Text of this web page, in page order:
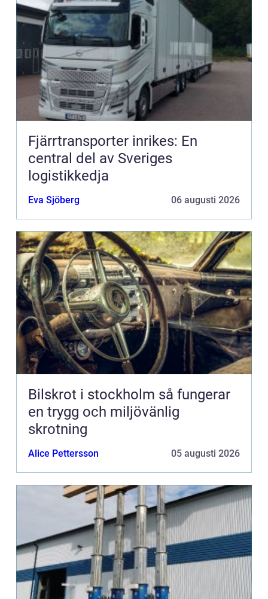
Fjärrtransporter inrikes: En
central del av Sveriges
logistikkedja
Eva Sjöberg 06 augusti 2026
Bilskrot i stockholm så fungerar
en trygg och miljövänlig
skrotning
Alice Pettersson 05 augusti 2026